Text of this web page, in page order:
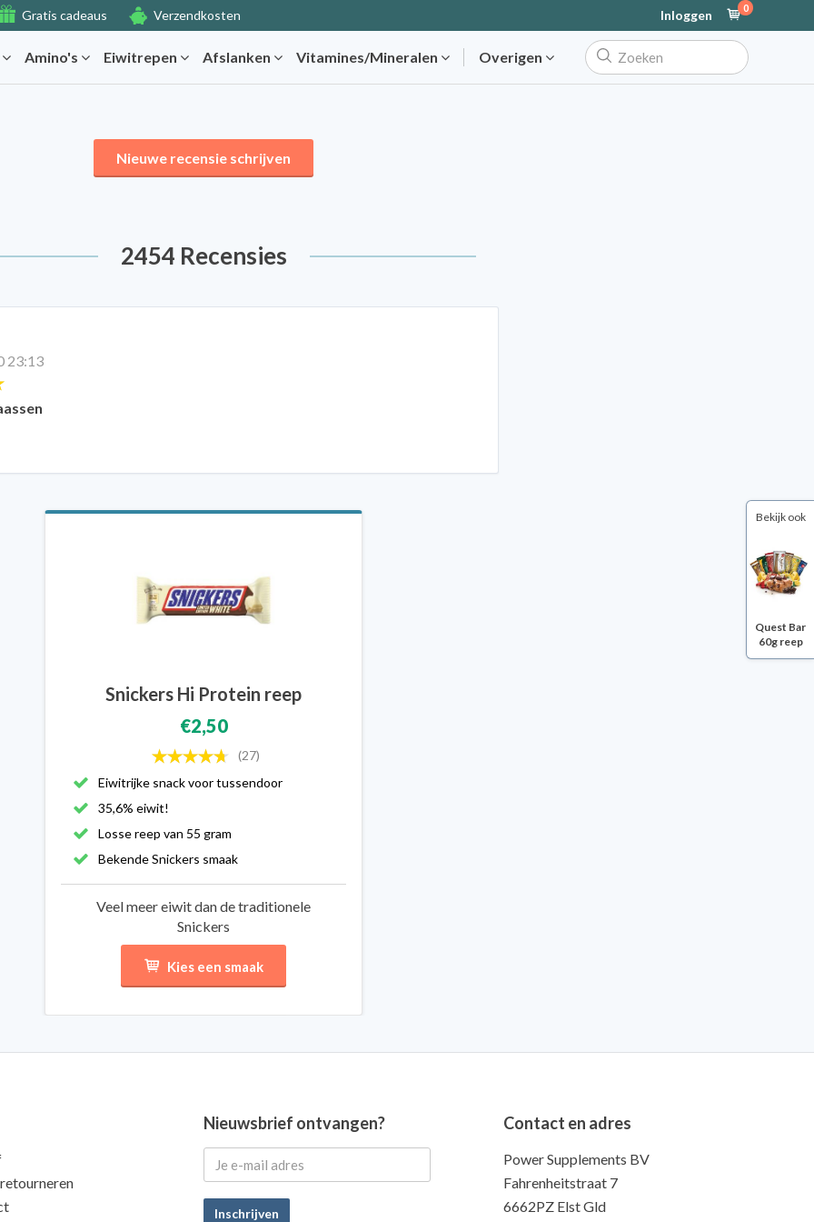
Gratis cadeaus Verzendkosten Inloggen 0
Amino's Eiwitrepen Afslanken Vitamines/Mineralen Overigen
Nieuwe recensie schrijven
2454 Recensies
23:13
Snickers Hi Protein reep
€2,50
(27)
Eiwitrijke snack voor tussendoor
35,6% eiwit!
Losse reep van 55 gram
Bekende Snickers smaak
Veel meer eiwit dan de traditionele
Snickers
Kies een smaak
Nieuwsbrief ontvangen?
Inschrijven
Contact en adres
Power Supplements BV
Fahrenheitstraat 7
6662PZ Elst Gld
Bekijk ook
Quest Bar
60g reep